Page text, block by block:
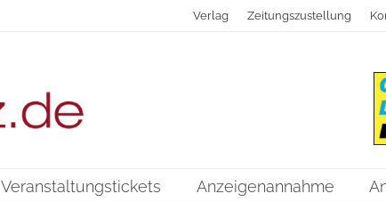
Verlag Zeitungszustellung
Veranstaltungstickets Anzeigenannahme